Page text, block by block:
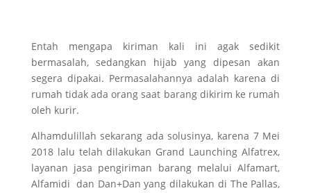
Entah mengapa kiriman kali ini agak sedikit
bermasalah, sedangkan hijab yang dipesan akan
segera dipakai. Permasalahannya adalah karena di
rumah tidak ada orang saat barang dikirim ke rumah
oleh kurir.
Alhamdulillah sekarang ada solusinya, karena 7 Mei
2018 lalu telah dilakukan Grand Launching Alfatrex,
layanan jasa pengiriman barang melalui Alfamart,
Alfamidi dan Dan+Dan yang dilakukan di The Pallas,